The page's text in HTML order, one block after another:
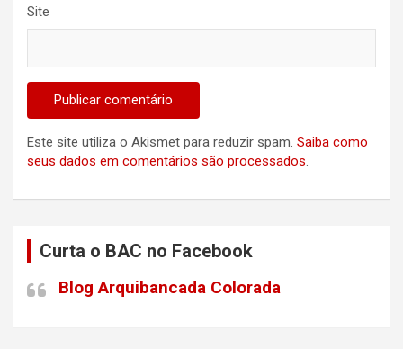
Site
Este site utiliza o Akismet para reduzir spam. Saiba como
seus dados em comentários são processados.
Curta o BAC no Facebook
Blog Arquibancada Colorada